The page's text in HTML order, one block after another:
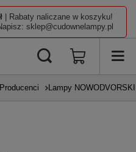
| Rabaty naliczane w koszyku!
sklep@cudownelampy.pl
Producenci Lampy